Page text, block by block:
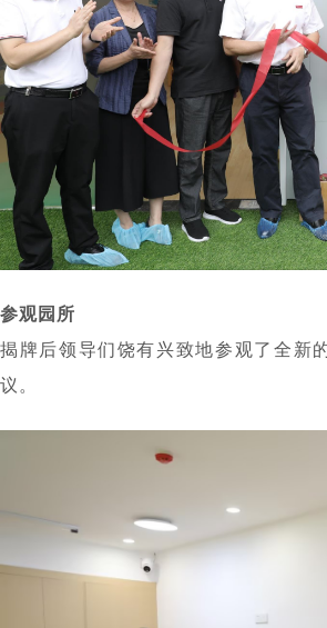
参观园所
揭牌后领导们饶有兴致地参观了全新
议。